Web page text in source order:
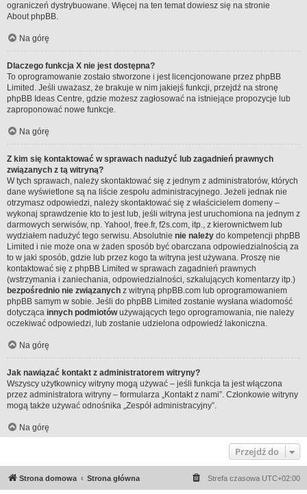
ograniczeń dystrybuowane. Więcej na ten temat dowiesz się na stronie
About phpBB.
Na górę
Dlaczego funkcja X nie jest dostępna?
To oprogramowanie zostało stworzone i jest licencjonowane przez phpBB
Limited. Jeśli uważasz, że brakuje w nim jakiejś funkcji, przejdź na stronę
phpBB Ideas Centre, gdzie możesz zagłosować na istniejące propozycje lub
zaproponować nowe funkcje.
Na górę
Z kim się kontaktować w sprawach nadużyć lub zagadnień prawnych
związanych z tą witryną?
W tych sprawach, należy skontaktować się z jednym z administratorów, których
dane wyświetlone są na liście zespołu administracyjnego. Jeżeli jednak nie
otrzymasz odpowiedzi, należy skontaktować się z właścicielem domeny –
wykonaj sprawdzenie kto to jestlub, jeśli witryna jest uruchomiona na jednym z
darmowych serwisów, np. Yahoo!, free.fr, f2s.com, itp., z kierownictwem lub
wydziałem nadużyć tego serwisu. Absolutnie nie należy do kompetencji phpBB
Limited i nie może ona w żaden sposób być obarczana odpowiedzialnością za
to w jaki sposób, gdzie lub przez kogo ta witryna jest używana. Proszę nie
kontaktować się z phpBB Limited w sprawach zagadnień prawnych
(wstrzymania i zaniechania, odpowiedzialności, szkalujących komentarzy itp.)
bezpośrednio nie związanych z witryną phpBB.com lub oprogramowaniem
phpBB samym w sobie. Jeśli do phpBB Limited zostanie wysłana wiadomość
dotycząca innych podmiotówużywających tego oprogramowania, nie należy
oczekiwać odpowiedzi, lub zostanie udzielona odpowiedź lakoniczna.
Na górę
Jak nawiązać kontakt z administratorem witryny?
Wszyscy użytkownicy witryny mogą używać – jeśli funkcja ta jest włączona
przez administratora witryny – formularza „Kontakt z nami”. Członkowie witryny
mogą także używać odnośnika „Zespół administracyjny”.
Na górę
Przejdź do
Strona domowa Strona główna Strefa czasowa UTC+02:00